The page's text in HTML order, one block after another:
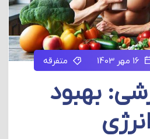
متفرقه
بهبود